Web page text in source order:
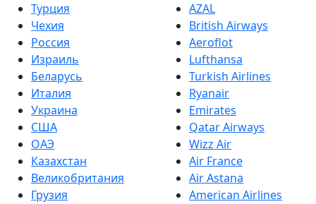
Турция
Чехия
Россия
Израиль
Беларусь
Италия
Украина
США
ОАЭ
Казахстан
Великобритания
Грузия
AZAL
British Airways
Aeroflot
Lufthansa
Turkish Airlines
Ryanair
Emirates
Qatar Airways
Wizz Air
Air France
Air Astana
American Airlines